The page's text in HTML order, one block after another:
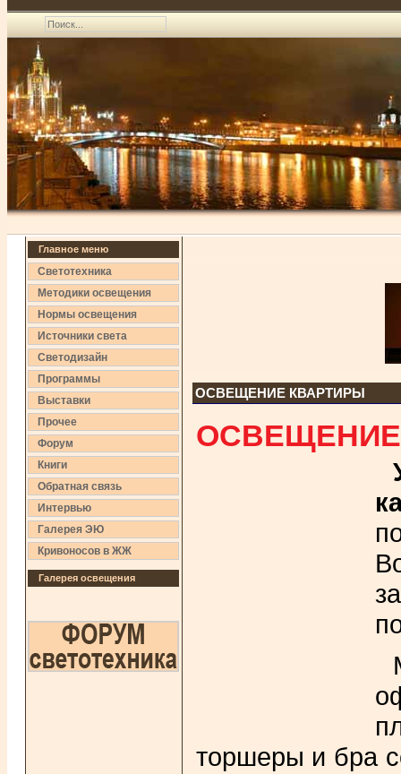
Главное меню
Светотехника
Методики освещения
Нормы освещения
Источники света
Светодизайн
Программы
Выставки
Прочее
Форум
Книги
Обратная связь
Интервью
Галерея ЭЮ
Кривоносов в ЖЖ
Галерея освещения
ОСВЕЩЕНИЕ КВАРТИРЫ
ОСВЕЩЕНИЕ
торшеры и бра